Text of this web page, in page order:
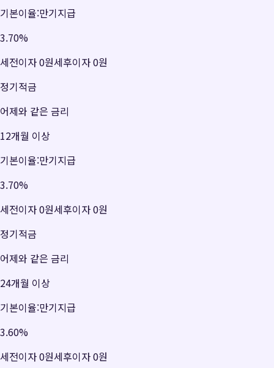
기본이율:만기지급
3.70%
세전이자0원세후이자0원
정기적금
어제와 같은 금리
12개월 이상
기본이율:만기지급
3.70%
세전이자0원세후이자0원
정기적금
어제와 같은 금리
24개월 이상
기본이율:만기지급
3.60%
세전이자0원세후이자0원